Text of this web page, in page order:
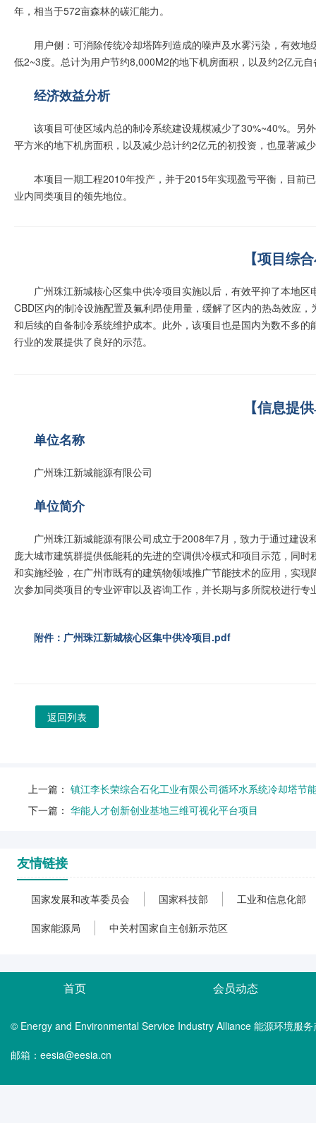
年，相当于572亩森林的碳汇能力。
用户侧：可消除传统冷却塔阵列造成的噪声及水雾污染，有效
低2~3度。总计为用户节约8,000M2的地下机房面积，以及约2亿元
经济效益分析
该项目可使区域内总的制冷系统建设规模减少了30%~40%。另
平方米的地下机房面积，以及减少总计约2亿元的初投资，也显著减
本项目一期工程2010年投产，并于2015年实现盈亏平衡，目前
业内同类项目的领先地位。
【项目综
广州珠江新城核心区集中供冷项目实施以后，有效平抑了本地
CBD区内的制冷设施配置及氟利昂使用量，缓解了区内的热岛效应
和后续的自备制冷系统维护成本。此外，该项目也是国内为数不多
行业的发展提供了良好的示范。
【信息提
单位名称
广州珠江新城能源有限公司
单位简介
广州珠江新城能源有限公司成立于2008年7月，致力于通过建
庞大城市建筑群提供低能耗的先进的空调供冷模式和项目示范，同
和实施经验，在广州市既有的建筑物领域推广节能技术的应用，实
次参加同类项目的专业评审以及咨询工作，并长期与多所院校进行专
附件：广州珠江新城核心区集中供冷项目.pdf
返回列表
上一篇： 镇江李长荣综合石化工业有限公司循环水系统冷却塔节
下一篇： 华能人才创新创业基地三维可视化平台项目
友情链接
国家发展和改革委员会 国家科技部 工业和信息化部
国家能源局 中关村国家自主创新示范区
首页 会员动态
© Energy and Environmental Service Industry Alliance 能源环境服
邮箱：eesia@eesia.cn